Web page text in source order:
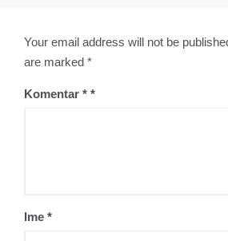
Your email address will not be
are marked *
Komentar *
Ime *